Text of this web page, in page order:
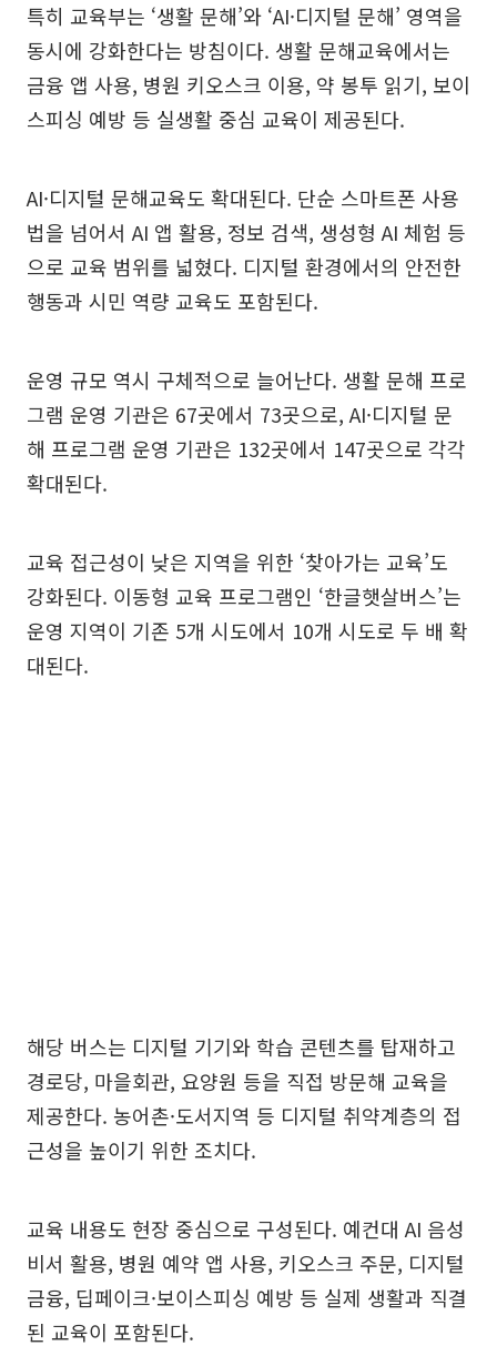
특히 교육부는 ‘생활 문해’와 ‘AI·디지털 문해’ 영역을
동시에 강화한다는 방침이다. 생활 문해교육에서는
금융 앱 사용, 병원 키오스크 이용, 약 봉투 읽기, 보이
스피싱 예방 등 실생활 중심 교육이 제공된다.
AI·디지털 문해교육도 확대된다. 단순 스마트폰 사용
법을 넘어서 AI 앱 활용, 정보 검색, 생성형 AI 체험 등
으로 교육 범위를 넓혔다. 디지털 환경에서의 안전한
행동과 시민 역량 교육도 포함된다.
운영 규모 역시 구체적으로 늘어난다. 생활 문해 프로
그램 운영 기관은 67곳에서 73곳으로, AI·디지털 문
해 프로그램 운영 기관은 132곳에서 147곳으로 각각
확대된다.
교육 접근성이 낮은 지역을 위한 ‘찾아가는 교육’도
강화된다. 이동형 교육 프로그램인 ‘한글햇살버스’는
운영 지역이 기존 5개 시도에서 10개 시도로 두 배 확
대된다.
해당 버스는 디지털 기기와 학습 콘텐츠를 탑재하고
경로당, 마을회관, 요양원 등을 직접 방문해 교육을
제공한다. 농어촌·도서지역 등 디지털 취약계층의 접
근성을 높이기 위한 조치다.
교육 내용도 현장 중심으로 구성된다. 예컨대 AI 음성
비서 활용, 병원 예약 앱 사용, 키오스크 주문, 디지털
금융, 딥페이크·보이스피싱 예방 등 실제 생활과 직결
된 교육이 포함된다.